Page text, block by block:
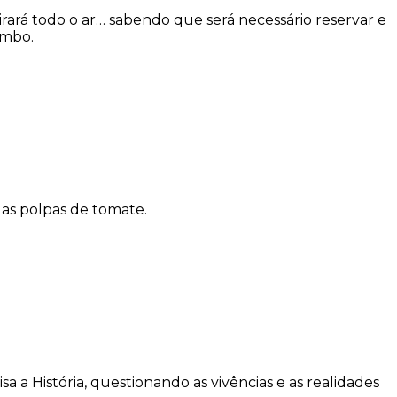
todo o ar… sabendo que será necessário reservar e
polpas de tomate.
História, questionando as vivências e as realidades